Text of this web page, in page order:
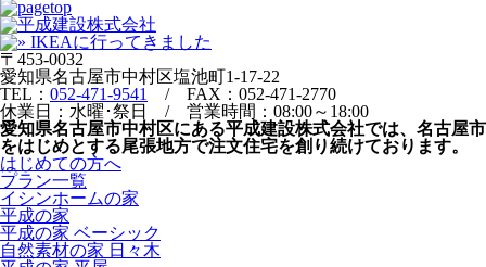
〒453-0032
愛知県名古屋市中村区塩池町1-17-22
TEL： 052-471-9541
/ FAX：052-471-2770
休業日：水曜･祭日 / 営業時間：08:00～18:00
愛知県名古屋市中村区にある平成建設株式会社では、名古屋市
をはじめとする尾張地方で注文住宅を創り続けております。
はじめての方へ
プラン一覧
イシンホームの家
平成の家
平成の家 ベーシック
自然素材の家 日々木